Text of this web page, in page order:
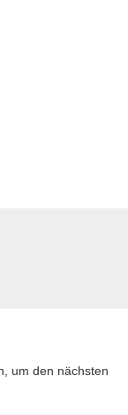
um den nächsten